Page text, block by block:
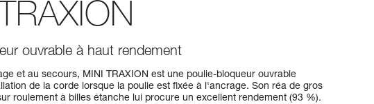
ouvrable à haut rendement
et au secours, MINI TRAXION est une poulie-bloqueur ouvrable
de la corde lorsque la poulie est fixée à l'ancrage. Son réa de gros
roulement à billes étanche lui procure un excellent rendement (93 %).